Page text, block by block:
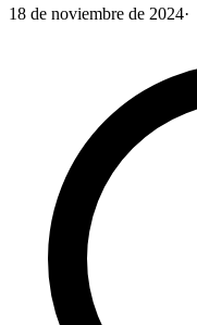
18 de noviembre de 2024·